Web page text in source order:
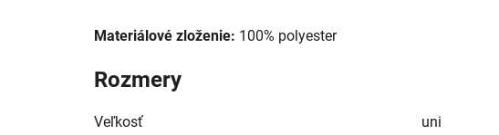
Materiálové zloženie: 100% polyester
Rozmery
Veľkosť
uni